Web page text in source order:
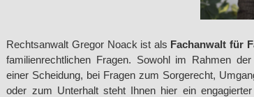
Rechtsanwalt Gregor Noack ist als Fachanwalt für
familienrechtlichen Fragen. Sowohl im Rahmen
einer Scheidung, bei Fragen zum Sorgerecht,
oder zum Unterhalt steht Ihnen hier ein